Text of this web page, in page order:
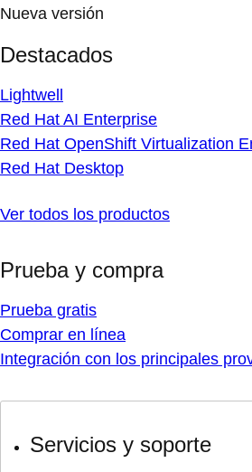
Nueva versión
Destacados
Lightwell
Red Hat AI Enterprise
Red Hat OpenShift Virtualization
Red Hat Desktop
Ver todos los productos
Prueba y compra
Prueba gratis
Comprar en línea
Integración con los principales
Servicios y soporte